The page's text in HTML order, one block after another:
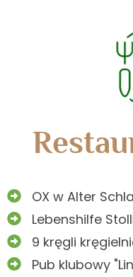
OX w Alter
Lebenshilfe
9 kręgli
Pub klubowy